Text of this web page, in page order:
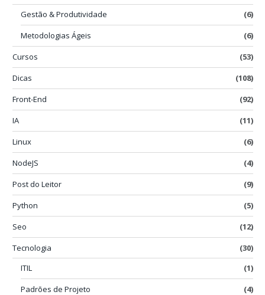
Gestão & Produtividade
(6)
Metodologias Ágeis
(6)
Cursos
(53)
Dicas
(108)
Front-End
(92)
IA
(11)
Linux
(6)
NodeJS
(4)
Post do Leitor
(9)
Python
(5)
Seo
(12)
Tecnologia
(30)
ITIL
(1)
Padrões de Projeto
(4)